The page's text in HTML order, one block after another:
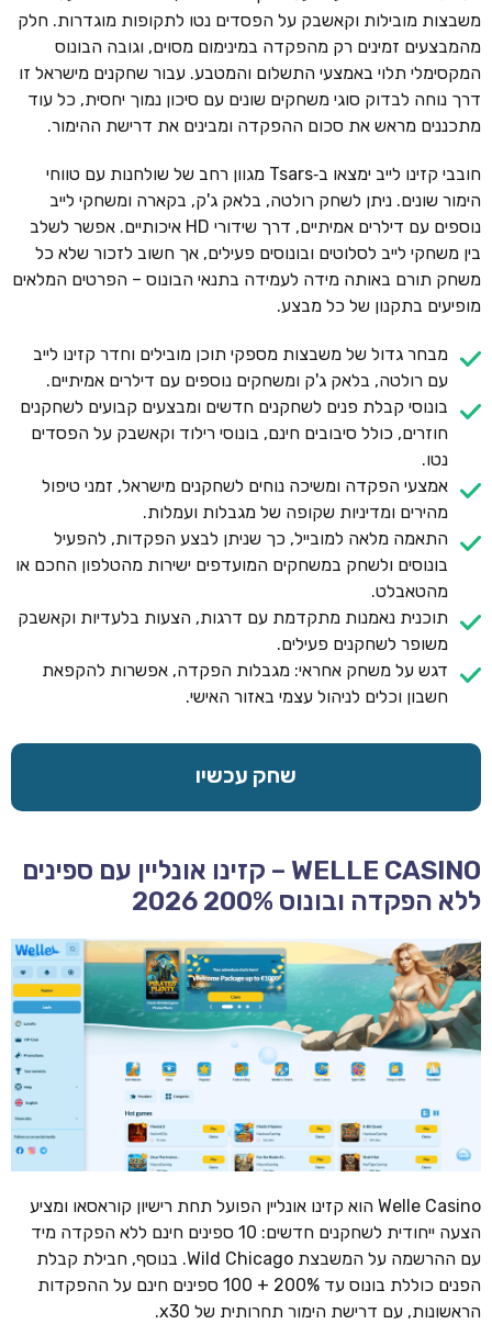
משבצות מובילות וקאשבק על הפסדים נטו לתקופות מוגדרות. חלק
מהמבצעים זמינים רק מהפקדה במינימום מסוים, וגובה הבונוס
המקסימלי תלוי באמצעי התשלום והמטבע. עבור שחקנים מישראל זו
דרך נוחה לבדוק סוגי משחקים שונים עם סיכון נמוך יחסית, כל עוד
מתכננים מראש את סכום ההפקדה ומבינים את דרישת ההימור.
חובבי קזינו לייב ימצאו ב‑Tsars מגוון רחב של שולחנות עם טווחי
הימור שונים. ניתן לשחק רולטה, בלאק ג'ק, בקארה ומשחקי לייב
נוספים עם דילרים אמיתיים, דרך שידורי HD איכותיים. אפשר לשלב
בין משחקי לייב לסלוטים ובונוסים פעילים, אך חשוב לזכור שלא כל
משחק תורם באותה מידה לעמידה בתנאי הבונוס – הפרטים המלאים
מופיעים בתקנון של כל מבצע.
מבחר גדול של משבצות מספקי תוכן מובילים וחדר קזינו לייב
עם רולטה, בלאק ג'ק ומשחקים נוספים עם דילרים אמיתיים.
בונוסי קבלת פנים לשחקנים חדשים ומבצעים קבועים לשחקנים
חוזרים, כולל סיבובים חינם, בונוסי רילוד וקאשבק על הפסדים
נטו.
אמצעי הפקדה ומשיכה נוחים לשחקנים מישראל, זמני טיפול
מהירים ומדיניות שקופה של מגבלות ועמלות.
התאמה מלאה למובייל, כך שניתן לבצע הפקדות, להפעיל
בונוסים ולשחק במשחקים המועדפים ישירות מהטלפון החכם או
מהטאבלט.
תוכנית נאמנות מתקדמת עם דרגות, הצעות בלעדיות וקאשבק
משופר לשחקנים פעילים.
דגש על משחק אחראי: מגבלות הפקדה, אפשרות להקפאת
חשבון וכלים לניהול עצמי באזור האישי.
שחק עכשיו
WELLE CASINO – קזינו אונליין עם ספינים
ללא הפקדה ובונוס 200% 2026
Welle Casino הוא קזינו אונליין הפועל תחת רישיון קוראסאו ומציע
הצעה ייחודית לשחקנים חדשים: 10 ספינים חינם ללא הפקדה מיד
עם ההרשמה על המשבצת Wild Chicago. בנוסף, חבילת קבלת
הפנים כוללת בונוס עד 200% + 100 ספינים חינם על ההפקדות
הראשונות, עם דרישת הימור תחרותית של x30.